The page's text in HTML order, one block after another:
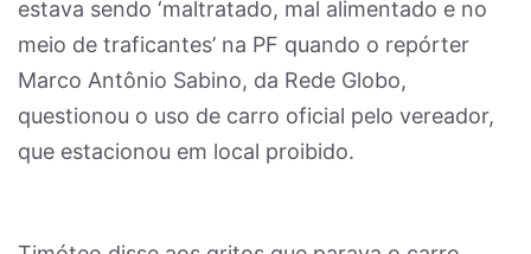
estava sendo ‘maltratado, mal alimentado e no
meio de traficantes’ na PF quando o repórter
Marco Antônio Sabino, da Rede Globo,
questionou o uso de carro oficial pelo vereador,
que estacionou em local proibido.